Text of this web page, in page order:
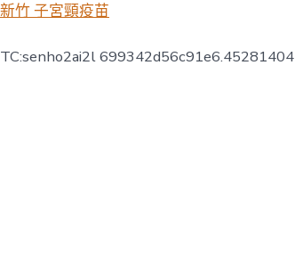
新竹 子宮頸疫苗
TC:senho2ai2l 699342d56c91e6.45281404